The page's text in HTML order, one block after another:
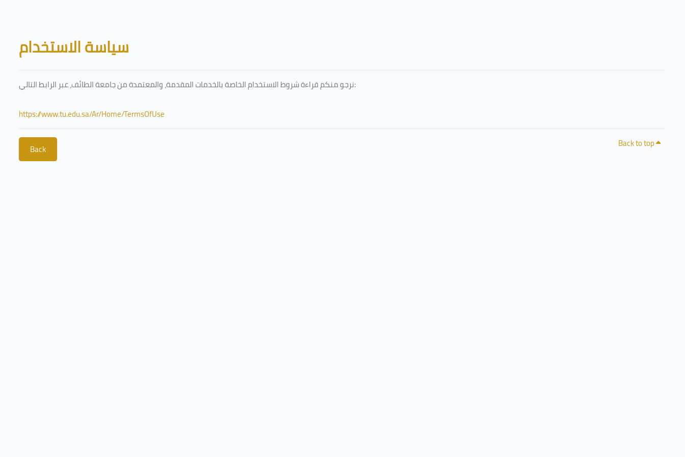
Blocks
سياسة الاستخدام
نرجو منكم قراءة شروط الاستخدام الخاصة بالخدمات المقدمة، والمعتمدة من جامعة الطائف، عبر الرابط التالي:
https://www.tu.edu.sa/Ar/Home/TermsOfUse
Back Back to top